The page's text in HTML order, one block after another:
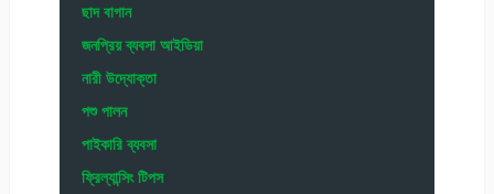
ছাদ বাগান
জনপ্রিয় ব্যবসা আইডিয়া
নারী উদ্যোক্তা
পশু পালন
পাইকারি ব্যবসা
ফ্রিল্যান্সিং টিপস